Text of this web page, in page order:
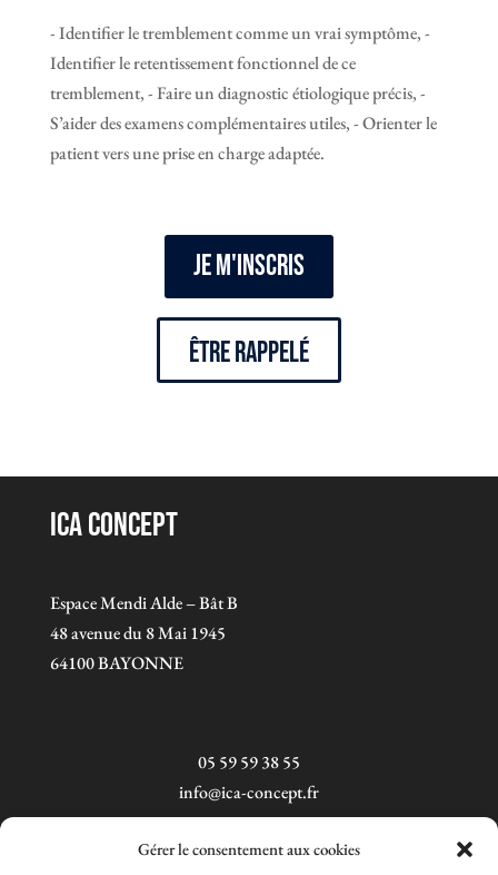
Gérer le consentement aux cookies
- Identifier le tremblement comme un vrai symptôme, -
Identifier le retentissement fonctionnel de ce
tremblement, - Faire un diagnostic étiologique précis, -
S’aider des examens complémentaires utiles, - Orienter le
patient vers une prise en charge adaptée.
JE M'INSCRIS
être rappelé
ICA Concept
Espace Mendi Alde – Bât B
48 avenue du 8 Mai 1945
64100 BAYONNE
05 59 59 38 55
info@ica-concept.fr